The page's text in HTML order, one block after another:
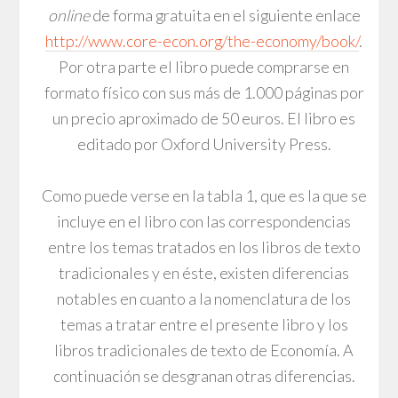
onlinede forma gratuita en el siguiente enlace
http://www.core-econ.org/the-economy/book/.
Por otra parte el libro puede comprarse en
formato físico con sus más de 1.000 páginas por
un precio aproximado de 50 euros. El libro es
editado por Oxford University Press.
Como puede verse en la tabla 1, que es la que se
incluye en el libro con las correspondencias
entre los temas tratados en los libros de texto
tradicionales y en éste, existen diferencias
notables en cuanto a la nomenclatura de los
temas a tratar entre el presente libro y los
libros tradicionales de texto de Economía. A
continuación se desgranan otras diferencias.